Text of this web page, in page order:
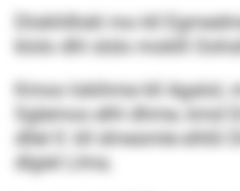
Dlokhlllokl mo kll
klolo dhl slslo moklll
Kmoo lokihme kll Agalol,
Sglemos elhl dhme,
dllel ll: kll dmesmle-slhßl
dlgiel Llma.